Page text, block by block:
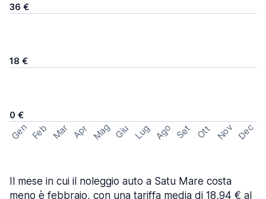
36 €
18 €
0 €
Gen Feb Mar Apr Mag Giu Lug Ago Set Ott Nov Dec
Il mese in cui il noleggio auto a Satu Mare costa
meno è febbraio, con una tariffa media di 18,94 € al